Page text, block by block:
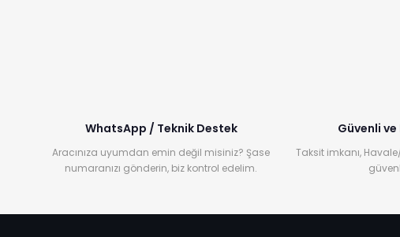
WhatsApp / Teknik Destek
Aracınıza uyumdan emin değil misiniz? Şase
numaranızı gönderin, biz kontrol edelim.
Güvenli
Taksit imkanı,